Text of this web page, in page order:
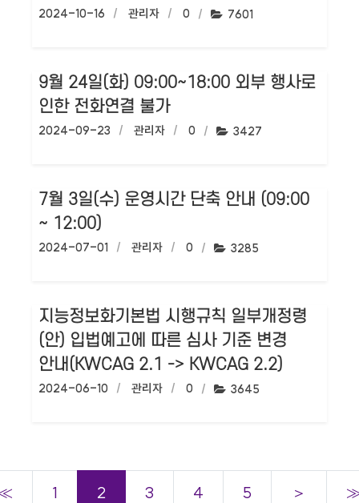
작성일:
2024-10-16 작성자:
관리자 댓글수:
0 조회수:
7601
9월 24일(화) 09:00~18:00 외부 행사로
인한 전화연결 불가
작성일:
2024-09-23 작성자:
관리자 댓글수:
0 조회수:
3427
7월 3일(수) 운영시간 단축 안내 (09:00
~ 12:00)
작성일:
2024-07-01 작성자:
관리자 댓글수:
0 조회수:
3285
지능정보화기본법 시행규칙 일부개정령
(안) 입법예고에 따른 심사 기준 변경
안내(KWCAG 2.1 -> KWCAG 2.2)
작성일:
2024-06-10 작성자:
관리자 댓글수:
0 조회수:
3645
1 2 3 4 5 ＞